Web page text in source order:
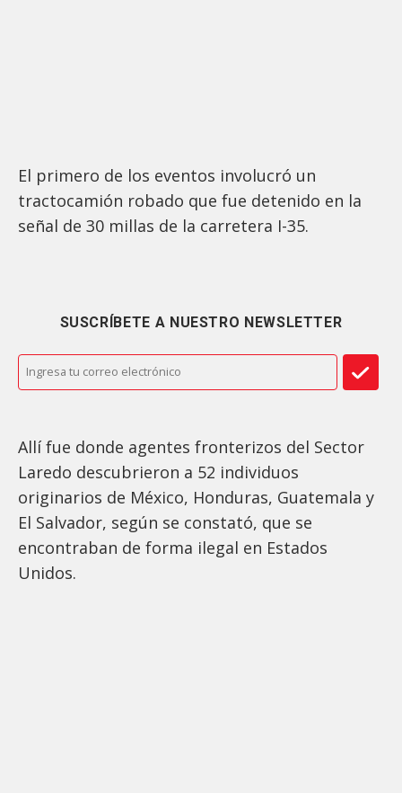
El primero de los eventos involucró un
tractocamión robado que fue detenido en la
señal de 30 millas de la carretera I-35.
SUSCRÍBETE A NUESTRO NEWSLETTER
Allí fue donde agentes fronterizos del Sector
Laredo descubrieron a 52 individuos
originarios de México, Honduras, Guatemala y
El Salvador, según se constató, que se
encontraban de forma ilegal en Estados
Unidos.